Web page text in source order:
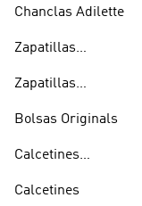
Chanclas Adilette
Zapatillas
Zapatillas
Blancas
Bolsas Originals
Calcetines
Blancos
Calcetines